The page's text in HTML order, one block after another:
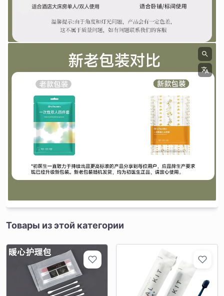
Товары из этой категории